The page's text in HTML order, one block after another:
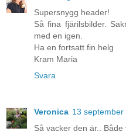
Supersnygg header!
Så fina fjärilsbilder.
med en igen.
Ha en fortsatt fin helg
Kram Maria
Svara
Veronica 13
Så vacker den är..